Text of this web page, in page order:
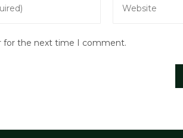
your
URL
for the next time I comment.